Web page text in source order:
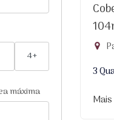
4+
máxima
3